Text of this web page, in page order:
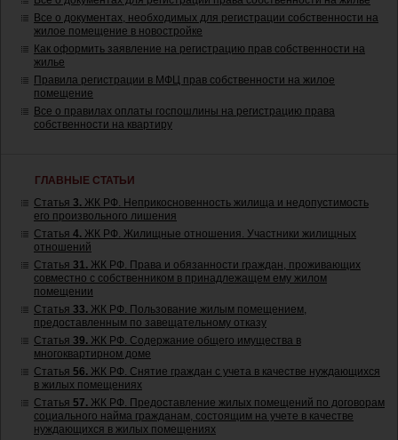
Все о документах, необходимых для регистрации собственности на
жилое помещение в новостройке
Как оформить заявление на регистрацию прав собственности на
жилье
Правила регистрации в МФЦ прав собственности на жилое
помещение
Все о правилах оплаты госпошлины на регистрацию права
собственности на квартиру
ГЛАВНЫЕ СТАТЬИ
Статья 3. ЖК РФ. Неприкосновенность жилища и недопустимость
его произвольного лишения
Статья 4. ЖК РФ. Жилищные отношения. Участники жилищных
отношений
Статья 31. ЖК РФ. Права и обязанности граждан, проживающих
совместно с собственником в принадлежащем ему жилом
помещении
Статья 33. ЖК РФ. Пользование жилым помещением,
предоставленным по завещательному отказу
Статья 39. ЖК РФ. Содержание общего имущества в
многоквартирном доме
Статья 56. ЖК РФ. Снятие граждан с учета в качестве нуждающихся
в жилых помещениях
Статья 57. ЖК РФ. Предоставление жилых помещений по договорам
социального найма гражданам, состоящим на учете в качестве
нуждающихся в жилых помещениях